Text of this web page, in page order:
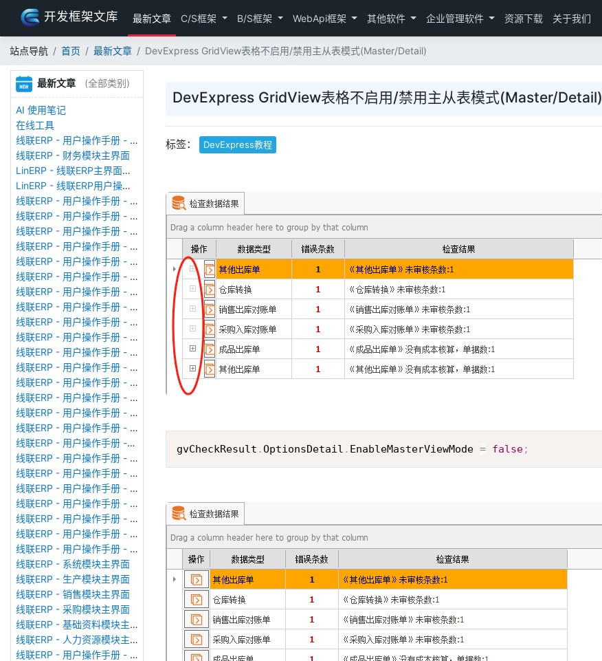
开发框架文库 最新文章 C/S框架 B/S框架 WebApi框架 其他软件 企业管理软件 资源下载 关于我们
站点导航 首页 最新文章 DevExpress GridView表格不启用/禁用主从表模式(Master/Detail)
最新文章 (全部类别)
AI 使用笔记
在线工具
线联ERP - 用户操作手册 - 存货期初
线联ERP - 财务模块主界面
LinERP - 线联ERP主界面（HOME）
LinERP - 线联ERP用户操作手册 - 系统登陆
线联ERP - 用户操作手册 - 查看在线用户
线联ERP - 用户操作手册 - 数据备份
线联ERP - 用户操作手册 - 工厂管理
线联ERP - 用户操作手册 - 帐套管理
线联ERP - 用户操作手册 - 语种设置
线联ERP - 用户操作手册 - 国际化多语言
线联ERP - 用户操作手册 - 报表管理
线联ERP - 用户操作手册 - 字段名管理
线联ERP - 用户操作手册 - 模块管理
线联ERP - 用户操作手册 - 广播消息
线联ERP - 用户操作手册 - 审计日志
线联ERP - 用户操作手册 - 公司资料设置
线联ERP - 用户操作手册 - 系统参数设置
线联ERP - 用户操作手册 - 单据类型
线联ERP - 用户操作手册 - 号码规则
线联ERP - 用户操作手册 - 功能菜单
线联ERP - 用户操作手册 -分配临时角色
线联ERP - 用户操作手册 - 组织架构
线联ERP - 用户操作手册 - 用户管理
线联ERP - 用户操作手册 - 角色/岗位管理
线联ERP - 用户操作手册 - 暂估入库明细表
线联ERP - 用户操作手册 - 物料收发明细表
线联ERP - 用户操作手册 - 即时库存余额表
线联ERP - 用户操作手册 - 库存账龄分析表
线联ERP - 系统模块主界面
线联ERP - 生产模块主界面
线联ERP - 销售模块主界面
线联ERP - 采购模块主界面
线联ERP - 基础资料模块主界面
线联ERP - 人力资源模块主界面
线联ERP - 用户操作手册 - 个人考勤报表（横向）
DevExpress GridView表格不启用/禁用主从表模式(Master/Detail)
标签： DevExpress教程
gvCheckResult .OptionsDetail . EnableMasterViewMode = false;